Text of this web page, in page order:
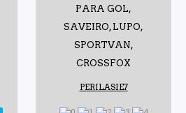
PARA GOL,
SAVEIRO, LUPO,
SPORTVAN,
CROSSFOX
PERILASIE7